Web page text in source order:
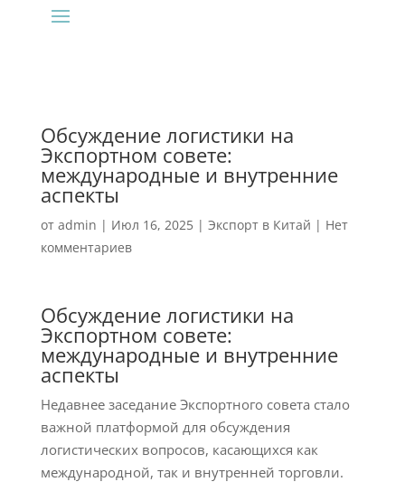
Обсуждение логистики на
Экспортном совете:
международные и внутренние
аспекты
от admin | Июл 16, 2025| Экспорт в Китай | Нет
комментариев
Обсуждение логистики на
Экспортном совете:
международные и внутренние
аспекты
Недавнее заседание Экспортного совета стало
важной платформой для обсуждения
логистических вопросов, касающихся как
международной, так и внутренней торговли.